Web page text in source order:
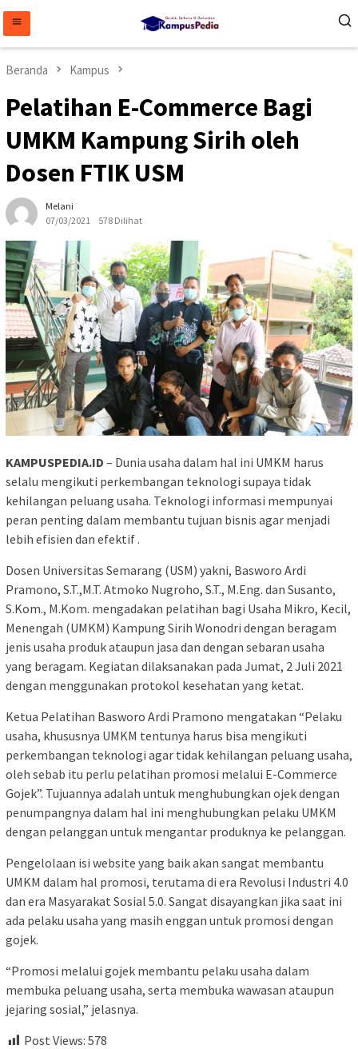
konten
Beranda Kampus
Pelatihan E-Commerce Bagi
UMKM Kampung Sirih oleh
Dosen FTIK USM
Melani
07/03/2021
578 Dilihat
KAMPUSPEDIA.ID – Dunia usaha dalam hal ini UMKM harus
selalu mengikuti perkembangan teknologi supaya tidak
kehilangan peluang usaha. Teknologi informasi mempunyai
peran penting dalam membantu tujuan bisnis agar menjadi
lebih efisien dan efektif .
Dosen Universitas Semarang (USM) yakni, Basworo Ardi
Pramono, S.T.,M.T. Atmoko Nugroho, S.T., M.Eng. dan Susanto,
S.Kom., M.Kom. mengadakan pelatihan bagi Usaha Mikro, Kecil,
Menengah (UMKM) Kampung Sirih Wonodri dengan beragam
jenis usaha produk ataupun jasa dan dengan sebaran usaha
yang beragam. Kegiatan dilaksanakan pada Jumat, 2 Juli 2021
dengan menggunakan protokol kesehatan yang ketat.
Ketua Pelatihan Basworo Ardi Pramono mengatakan “Pelaku
usaha, khususnya UMKM tentunya harus bisa mengikuti
perkembangan teknologi agar tidak kehilangan peluang usaha,
oleh sebab itu perlu pelatihan promosi melalui E-Commerce
Gojek”. Tujuannya adalah untuk menghubungkan ojek dengan
penumpangnya dalam hal ini menghubungkan pelaku UMKM
dengan pelanggan untuk mengantar produknya ke pelanggan.
Pengelolaan isi website yang baik akan sangat membantu
UMKM dalam hal promosi, terutama di era Revolusi Industri 4.0
dan era Masyarakat Sosial 5.0. Sangat disayangkan jika saat ini
ada pelaku usaha yang masih enggan untuk promosi dengan
gojek.
“Promosi melalui gojek membantu pelaku usaha dalam
membuka peluang usaha, serta membuka wawasan ataupun
jejaring sosial,” jelasnya.
Post Views: 578